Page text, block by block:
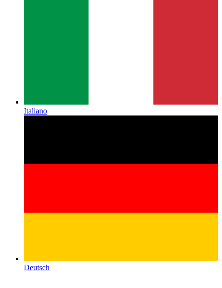
Italiano
Deutsch